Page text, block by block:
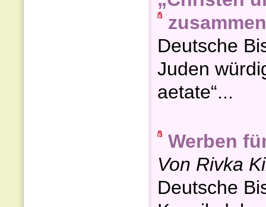
Deutsche
Juden
aetate“...
Werben
Von Rivka
Deutsche